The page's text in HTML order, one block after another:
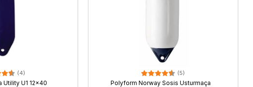
(4)
Utility U1 12x40
(5)
Polyform Norway Sosis Usturmaça